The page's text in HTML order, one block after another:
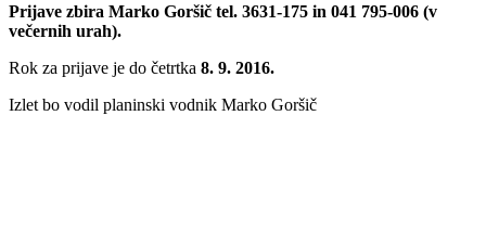
Prijave zbira Marko Goršič tel. 3631-175 in 041 795-006 (v
večernih urah).
Rok za prijave je do četrtka 8. 9. 2016.
Izlet bo vodil planinski vodnik Marko Goršič